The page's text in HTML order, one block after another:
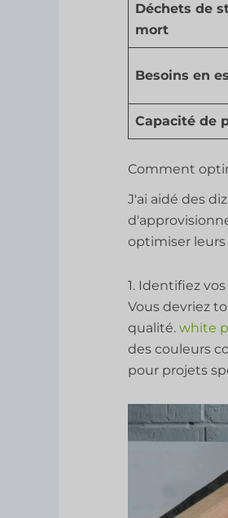
Déchets de
mort
Besoins en
Capacité de
Comment
J'ai aidé des
optimiser leurs
1. Identifiez
Vous devriez
qualité. white
des couleurs
pour projets